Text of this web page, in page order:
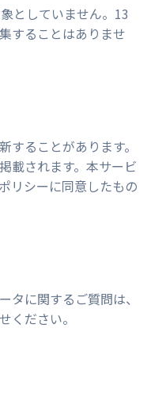
としていません。13
することはありませ
ることがあります。
載されます。本サービ
リシーに同意したもの
タに関するご質問は、
ください。